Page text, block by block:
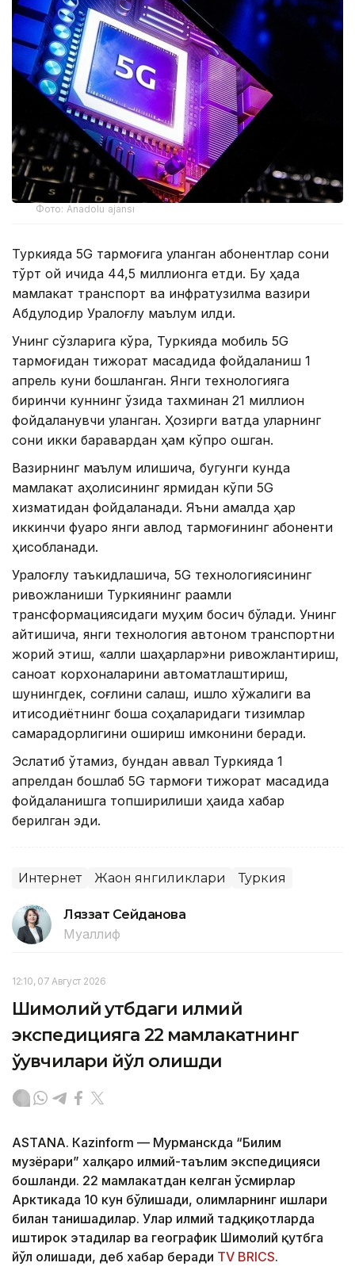
Фото: Anadolu ajansı
Туркияда 5G тармоғига уланган абонентлар сони
тўрт ой ичида 44,5 миллионга етди. Бу ҳақда
мамлакат транспорт ва инфратузилма вазири
Абдулқодир Уралоғлу маълум қилди.
Унинг сўзларига кўра, Туркияда мобиль 5G
тармоғидан тижорат мақсадида фойдаланиш 1
апрель куни бошланган. Янги технологияга
биринчи куннинг ўзида тахминан 21 миллион
фойдаланувчи уланган. Ҳозирги вақтда уларнинг
сони икки баравардан ҳам кўпроқ ошган.
Вазирнинг маълум қилишича, бугунги кунда
мамлакат аҳолисининг ярмидан кўпи 5G
хизматидан фойдаланади. Яъни амалда ҳар
иккинчи фуқаро янги авлод тармоғининг абоненти
ҳисобланади.
Уралоғлу таъкидлашича, 5G технологиясининг
ривожланиши Туркиянинг рақамли
трансформациясидаги муҳим босқич бўлади. Унинг
айтишича, янги технология автоном транспортни
жорий этиш, «ақлли шаҳарлар»ни ривожлантириш,
саноат корхоналарини автоматлаштириш,
шунингдек, соғлиқни сақлаш, қишлоқ хўжалиги ва
иқтисодиётнинг бошқа соҳаларидаги тизимлар
самарадорлигини ошириш имконини беради.
Эслатиб ўтамиз, бундан аввал Туркияда 1
апрелдан бошлаб 5G тармоғи тижорат мақсадида
фойдаланишга топширилиши ҳақида хабар
берилган эди.
Интернет Жаҳон янгиликлари Туркия
Ляззат Сейданова
Муаллиф
12:10, 07 Август 2026
Шимолий қутбдаги илмий
экспедицияга 22 мамлакатнинг
ўқувчилари йўл олишди
ASTANА. Кazinform — Мурманскда “Билим
музёрари” халқаро илмий-таълим экспедицияси
бошланди. 22 мамлакатдан келган ўсмирлар
Арктикада 10 кун бўлишади, олимларнинг ишлари
билан танишадилар. Улар илмий тадқиқотларда
иштирок этадилар ва географик Шимолий қутбга
йўл олишади, деб хабар беради TV BRICS.